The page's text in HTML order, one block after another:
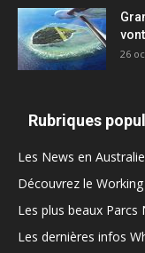
26
Rubriques
Les News en Australie
Découvrez le
Les plus beaux Parcs
Les dernières infos